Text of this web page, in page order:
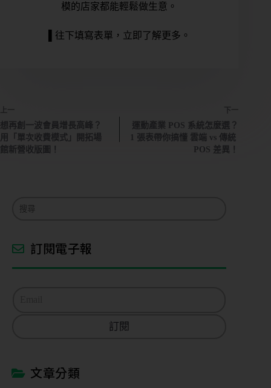
模的店家都能輕鬆做生意。
▌往下填寫表單，立即了解更多。
上一
想再創一波會員增長高峰？
用「單次收費模式」開拓場
館新營收版圖！
下一
運動產業 POS 系統怎麼選？
1 張表帶你搞懂 雲端 vs 傳統
POS 差異！
訂閱電子報
訂閱
文章分類